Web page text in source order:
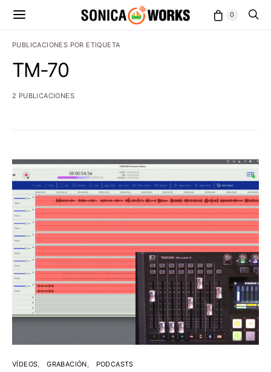
0
PUBLICACIONES POR ETIQUETA
TM-70
2 PUBLICACIONES
VÍDEOS GRABACIÓN PODCASTS